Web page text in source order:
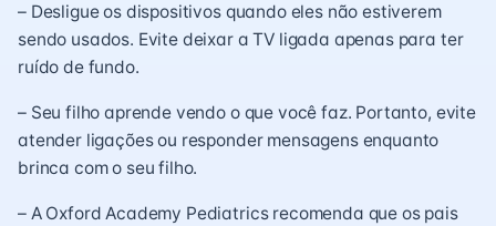
– Desligue os dispositivos quando eles não estiverem
sendo usados. Evite deixar a TV ligada apenas para ter
ruído de fundo.
– Seu filho aprende vendo o que você faz. Portanto, evite
atender ligações ou responder mensagens enquanto
brinca com o seu filho.
– A Oxford Academy Pediatrics recomenda que os pais